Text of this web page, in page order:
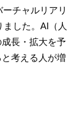
チャルリアリ
した。AI（人
長・拡大を予
考える人が増